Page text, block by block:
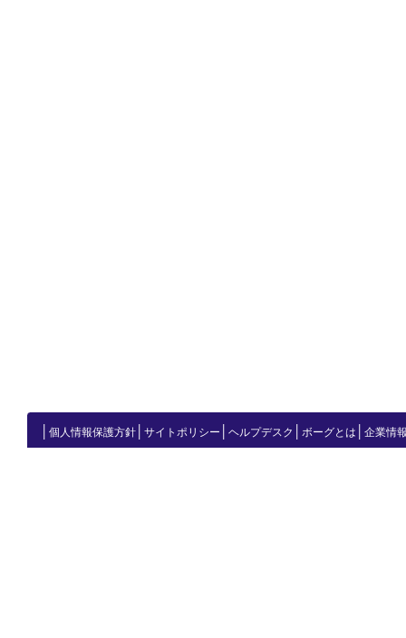
個人情報保護方針 サイトポリシー ヘルプデスク ボーグとは 企業情